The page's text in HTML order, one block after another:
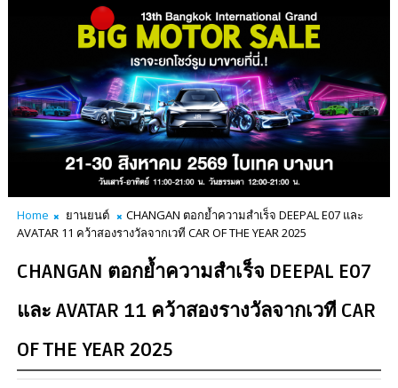
Home ยานยนต์
CHANGAN ตอกย้ำความสำเร็จ DEEPAL E07 และ
AVATAR 11 คว้าสองรางวัลจากเวที CAR OF THE YEAR 2025
CHANGAN ตอกย้ำความสำเร็จ DEEPAL E07
และ AVATAR 11 คว้าสองรางวัลจากเวที CAR
OF THE YEAR 2025